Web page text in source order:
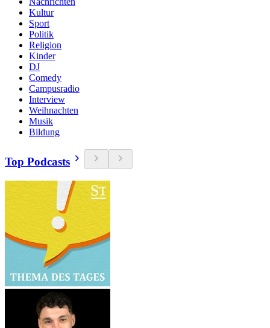
Kultur
Sport
Politik
Religion
Kinder
DJ
Comedy
Campusradio
Interview
Weihnachten
Musik
Bildung
Top Podcasts